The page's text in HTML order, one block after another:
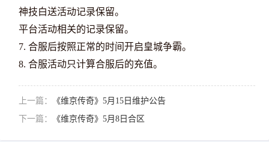
神技白送活动记录保留。
平台活动相关的记录保留。
7. 合服后按照正常的时间开启皇城争霸。
8. 合服活动只计算合服后的充值。
上一篇：
《维京传奇》5月15日维护公告
下一篇：
《维京传奇》5月8日合区